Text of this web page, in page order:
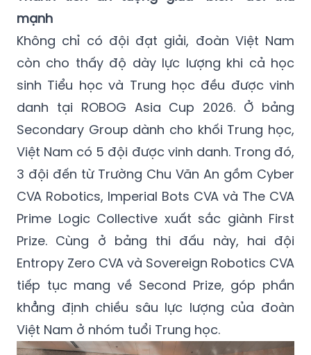
Không chỉ có đội đạt giải, đoàn Việt Nam
còn cho thấy độ dày lực lượng khi cả học
sinh Tiểu học và Trung học đều được vinh
danh tại ROBOG Asia Cup 2026. Ở bảng
Secondary Group dành cho khối Trung học,
Việt Nam có 5 đội được vinh danh. Trong đó,
3 đội đến từ Trường Chu Văn An gồm Cyber
CVA Robotics, Imperial Bots CVA và The CVA
Prime Logic Collective xuất sắc giành First
Prize. Cùng ở bảng thi đấu này, hai đội
Entropy Zero CVA và Sovereign Robotics CVA
tiếp tục mang về Second Prize, góp phần
khẳng định chiều sâu lực lượng của đoàn
Việt Nam ở nhóm tuổi Trung học.